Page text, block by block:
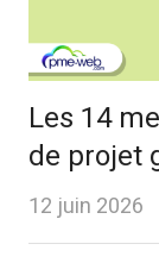
Les 14
de projet
12 juin 2026